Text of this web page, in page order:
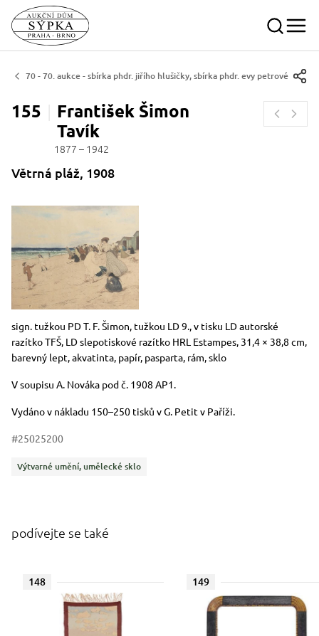
70 - 70. aukce - sbírka phdr. jiřího hlušičky, sbírka phdr. evy petrové
155 František Šimon
Tavík
1877 – 1942
Větrná pláž, 1908
Rozměry
Stručný popis předmětu
sign. tužkou PD T. F. Šimon, tužkou LD 9., v tisku LD autorské
razítko TFŠ, LD slepotiskové razítko HRL Estampes, 31,4 × 38,8 cm,
barevný lept, akvatinta, papír, pasparta, rám, sklo
V soupisu A. Nováka pod č. 1908 AP1.
Vydáno v nákladu 150–250 tisků v G. Petit v Paříži.
#25025200
Kategorie
Výtvarné umění, umělecké sklo
podívejte se také
148 149